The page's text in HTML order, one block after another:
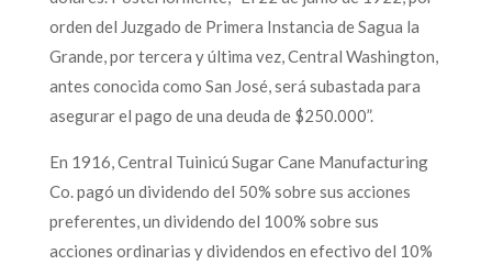
orden del Juzgado de Primera Instancia de Sagua la
Grande, por tercera y última vez, Central Washington,
antes conocida como San José, será subastada para
asegurar el pago de una deuda de $250.000”.
En 1916, Central Tuinicú Sugar Cane Manufacturing
Co. pagó un dividendo del 50% sobre sus acciones
preferentes, un dividendo del 100% sobre sus
acciones ordinarias y dividendos en efectivo del 10%